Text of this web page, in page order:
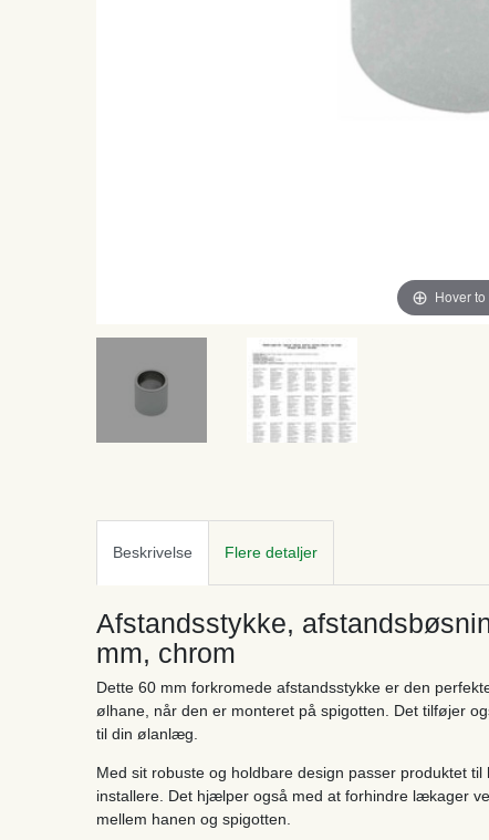
Hover to
Beskrivelse Flere detaljer
Afstandsstykke,
mm, chrom
Dette 60 mm forkromede afstandsstykke er den
ølhane, når den er monteret på spigotten. Det tilføjer
til din ølanlæg.
Med sit robuste og holdbare design passer produktet
installere. Det hjælper også med at forhindre lækager
mellem hanen og spigotten.